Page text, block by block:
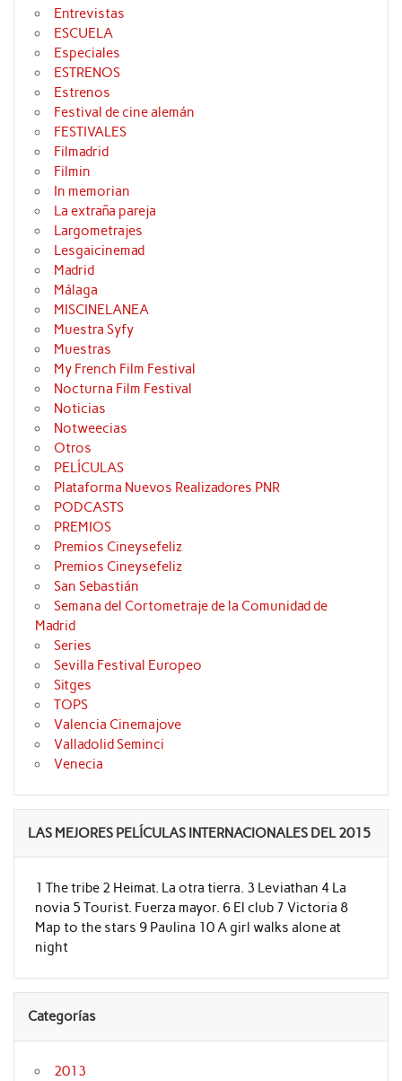
Entrevistas
ESCUELA
Especiales
ESTRENOS
Estrenos
Festival de cine alemán
FESTIVALES
Filmadrid
Filmin
In memorian
La extraña pareja
Largometrajes
Lesgaicinemad
Madrid
Málaga
MISCINELANEA
Muestra Syfy
Muestras
My French Film Festival
Nocturna Film Festival
Noticias
Notweecias
Otros
PELÍCULAS
Plataforma Nuevos Realizadores PNR
PODCASTS
PREMIOS
Premios Cineysefeliz
Premios Cineysefeliz
San Sebastián
Semana del Cortometraje de la Comunidad de
Madrid
Series
Sevilla Festival Europeo
Sitges
TOPS
Valencia Cinemajove
Valladolid Seminci
Venecia
LAS MEJORES PELÍCULAS INTERNACIONALES DEL 2015
1 The tribe 2 Heimat. La otra tierra. 3 Leviathan 4 La
novia 5 Tourist. Fuerza mayor. 6 El club 7 Victoria 8
Map to the stars 9 Paulina 10 A girl walks alone at
night
Categorías
2013